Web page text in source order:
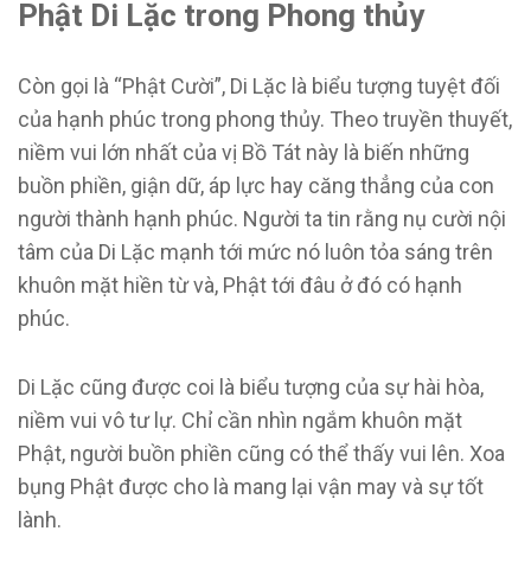
Phật Di Lặc trong Phong thủy
Còn gọi là “Phật Cười”, Di Lặc là biểu tượng tuyệt đối
của hạnh phúc trong phong thủy. Theo truyền thuyết,
niềm vui lớn nhất của vị Bồ Tát này là biến những
buồn phiền, giận dữ, áp lực hay căng thẳng của con
người thành hạnh phúc. Người ta tin rằng nụ cười nội
tâm của Di Lặc mạnh tới mức nó luôn tỏa sáng trên
khuôn mặt hiền từ và, Phật tới đâu ở đó có hạnh
phúc.
Di Lặc cũng được coi là biểu tượng của sự hài hòa,
niềm vui vô tư lự. Chỉ cần nhìn ngắm khuôn mặt
Phật, người buồn phiền cũng có thể thấy vui lên. Xoa
bụng Phật được cho là mang lại vận may và sự tốt
lành.